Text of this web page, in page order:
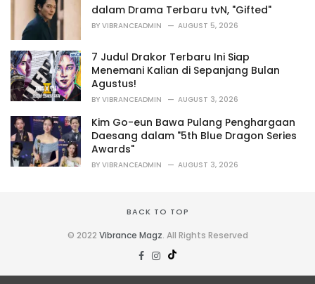
dalam Drama Terbaru tvN, "Gifted"
BY VIBRANCEADMIN AUGUST 5, 2026
7 Judul Drakor Terbaru Ini Siap
Menemani Kalian di Sepanjang Bulan
Agustus!
BY VIBRANCEADMIN AUGUST 3, 2026
Kim Go-eun Bawa Pulang Penghargaan
Daesang dalam "5th Blue Dragon Series
Awards"
BY VIBRANCEADMIN AUGUST 3, 2026
BACK TO TOP
© 2022 Vibrance Magz. All Rights Reserved